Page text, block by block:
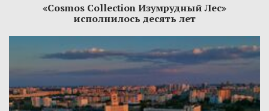
«Cosmos Collection Изумрудный Лес»
исполнилось десять лет